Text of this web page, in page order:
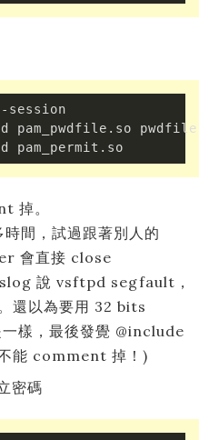
session
pam_pwdfile.so pwdfile /
pam_permit.so
掉。
間，試過跟著別人的
會直接 close
說 vsftpd segfault，
還以為要用 32 bits
樣，最後發覺 @include
能 comment 掉！)
密碼